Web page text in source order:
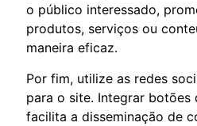
o público interessado,
produtos, serviços ou
maneira eficaz.
Por fim, utilize as redes
para o site. Integrar botões
facilita a disseminação de